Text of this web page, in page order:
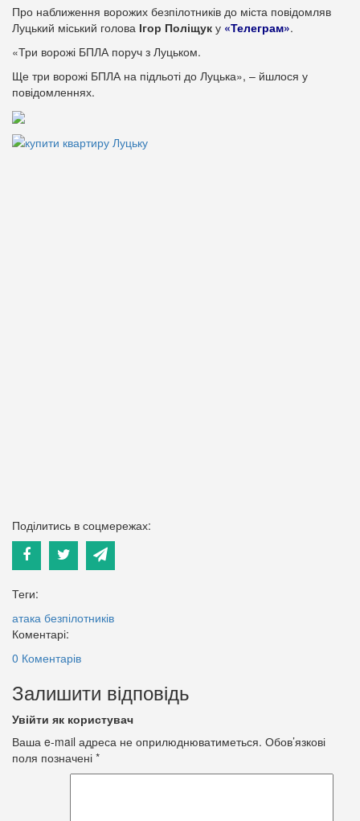
Про наближення ворожих безпілотників до міста повідомляв
Луцький міський голова Ігор Поліщук у «Телеграм».
«Три ворожі БПЛА поруч з Луцьком.
Ще три ворожі БПЛА на підльоті до Луцька», – йшлося у
повідомленнях.
Поділитись в соцмережах:
Теги:
атака безпілотників
Коментарі:
0 Коментарів
Залишити відповідь
Увійти як користувач
Ваша e-mail адреса не оприлюднюватиметься. Обов’язкові
поля позначені *